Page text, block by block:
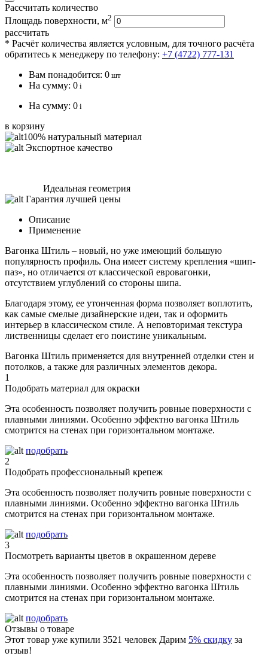
Рассчитать количество
Площадь поверхности, м2
рассчитать
* Расчёт количества является условным, для точного расчёта
обратитесь к менеджеру по телефону: +7 (4722) 777-131
Вам понадобится: 0 шт
На сумму: 0 i
На сумму: 0 i
в корзину
100% натуральный материал
Экспортное качество
Идеальная геометрия
Гарантия лучшей цены
Описание
Применение
Вагонка Штиль – новый, но уже имеющий большую
популярность профиль. Она имеет систему крепления «шип-
паз», но отличается от классической евровагонки,
отсутствием углублений со стороны шипа.
Благодаря этому, ее утонченная форма позволяет воплотить,
как самые смелые дизайнерские идеи, так и оформить
интерьер в классическом стиле. А неповторимая текстура
лиственницы сделает его поистине уникальным.
Вагонка Штиль применяется для внутренней отделки стен и
потолков, а также для различных элементов декора.
1
Подобрать материал для окраски
Эта особенность позволяет получить ровные поверхности с
плавными линиями. Особенно эффектно вагонка Штиль
смотрится на стенах при горизонтальном монтаже.
подобрать
2
Подобрать профессиональный крепеж
Эта особенность позволяет получить ровные поверхности с
плавными линиями. Особенно эффектно вагонка Штиль
смотрится на стенах при горизонтальном монтаже.
подобрать
3
Посмотреть варианты цветов в окрашенном дереве
Эта особенность позволяет получить ровные поверхности с
плавными линиями. Особенно эффектно вагонка Штиль
смотрится на стенах при горизонтальном монтаже.
подобрать
Отзывы о товаре
Этот товар уже купили 3521 человек Дарим 5% скидку за
отзыв!